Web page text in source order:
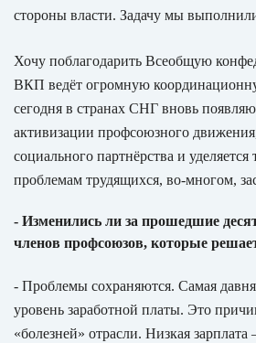
стороны власти. Задачу мы
Хочу поблагодарить Всеобщую
ВКП ведёт огромную
сегодня в странах СНГ вновь
активизации профсоюзного
социального партнёрства и
проблемам трудящихся, во-многом,
- Изменились ли за прошедшие
членов профсоюзов, которые
- Проблемы сохраняются. Самая
уровень заработной платы. Это
«болезней» отрасли. Низкая